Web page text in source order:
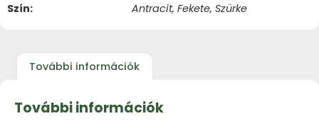
Szín Antracit, Fekete, Szürke
További információk
További információk